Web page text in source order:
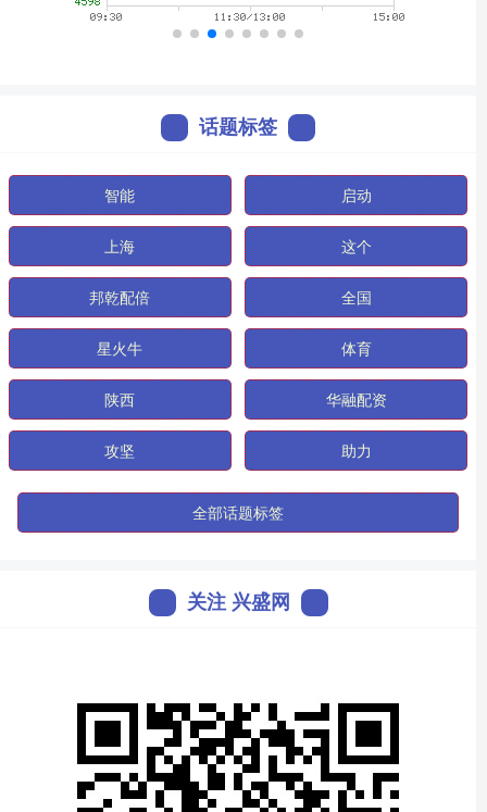
话题标签
智能 启动
上海 这个
邦乾配倍 全国
星火牛 体育
陕西 华融配资
攻坚 助力
全部话题标签
关注 兴盛网